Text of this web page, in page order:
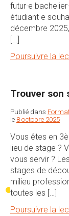
futur·e
étudiant·e
décembre
[…]
Poursuivre la
Trouver son
Publié dans
le 8 octobre 2025
Vous êtes en
lieu de stage ?
vous servir ?
stages de
milieu
toutes les […]
Poursuivre la